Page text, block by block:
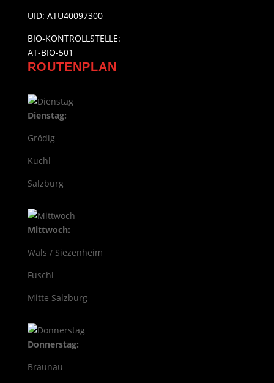
UID: ATU40097300
BIO-KONTROLLSTELLE:
AT-BIO-501
ROUTENPLAN
Dienstag:
Grödig
Kuchl
Salzburg
Mittwoch:
Wals / Siezenheim
Fuschl
Mitte Salzburg
Donnerstag:
Braunau